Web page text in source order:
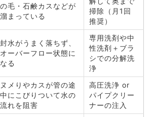
の毛・石鹸カスなどが
溜まっている
掃除（月1回
推奨）
封水がうまく落ちず、
オーバーフロー状態に
なる
専用洗剤や中
性洗剤＋ブラ
シでの分解洗
浄
ヌメりやカスが管の途
中にこびりついて水の
流れを阻害
高圧洗浄 or
パイプクリー
ナーの注入